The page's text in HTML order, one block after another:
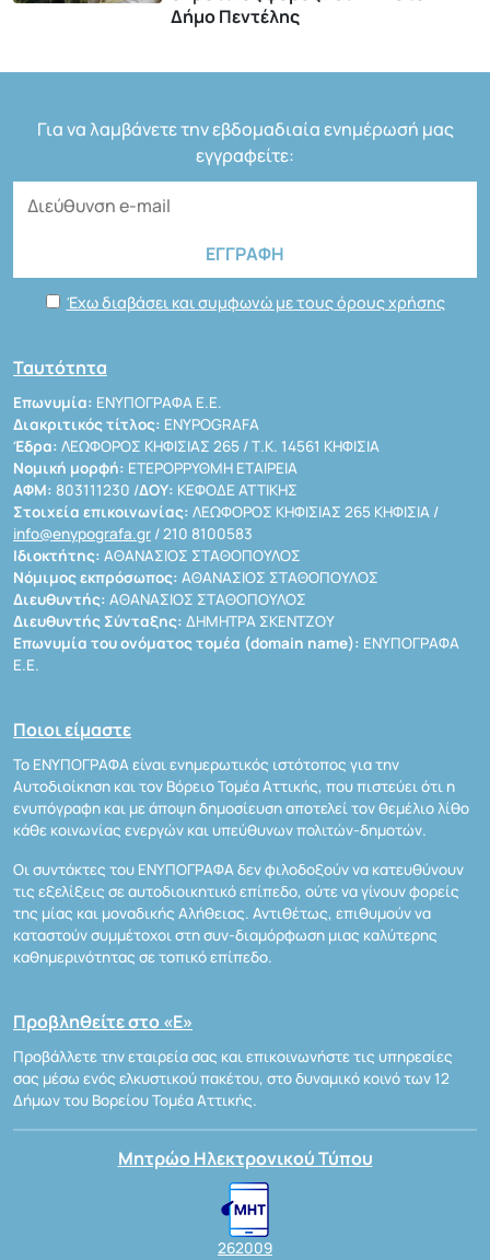
Δήμο Πεντέλης
Για να λαμβάνετε την εβδομαδιαία ενημέρωσή μας
εγγραφείτε:
Έχω διαβάσει και συμφωνώ με τους όρους χρήσης
Ταυτότητα
Επωνυμία: ΕΝΥΠΟΓΡΑΦΑ Ε.Ε.
Διακριτικός τίτλος: ENYPOGRAFA
Έδρα: ΛΕΩΦΟΡΟΣ ΚΗΦΙΣΙΑΣ 265 / Τ.Κ. 14561 ΚΗΦΙΣΙΑ
Νομική μορφή: ΕΤΕΡΟΡΡΥΘΜΗ ΕΤΑΙΡΕΙΑ
ΑΦΜ: 803111230 /ΔΟΥ: ΚΕΦΟΔΕ ΑΤΤΙΚΗΣ
Στοιχεία επικοινωνίας: ΛΕΩΦΟΡΟΣ ΚΗΦΙΣΙΑΣ 265 ΚΗΦΙΣΙΑ /
info@enypografa.gr / 210 8100583
Ιδιοκτήτης: ΑΘΑΝΑΣΙΟΣ ΣΤΑΘΟΠΟΥΛΟΣ
Νόμιμος εκπρόσωπος: ΑΘΑΝΑΣΙΟΣ ΣΤΑΘΟΠΟΥΛΟΣ
Διευθυντής: ΑΘΑΝΑΣΙΟΣ ΣΤΑΘΟΠΟΥΛΟΣ
Διευθυντής Σύνταξης: ΔΗΜΗΤΡΑ ΣΚΕΝΤΖΟΥ
Επωνυμία του ονόματος τομέα (domain name): ΕΝΥΠΟΓΡΑΦΑ
Ε.Ε.
Ποιοι είμαστε
Το ΕΝΥΠΟΓΡΑΦΑ είναι ενημερωτικός ιστότοπος για την
Αυτοδιοίκηση και τον Βόρειο Τομέα Αττικής, που πιστεύει ότι η
ενυπόγραφη και με άποψη δημοσίευση αποτελεί τον θεμέλιο λίθο
κάθε κοινωνίας ενεργών και υπεύθυνων πολιτών-δημοτών.
Οι συντάκτες του ΕΝΥΠΟΓΡΑΦΑ δεν φιλοδοξούν να κατευθύνουν
τις εξελίξεις σε αυτοδιοικητικό επίπεδο, ούτε να γίνουν φορείς
της μίας και μοναδικής Αλήθειας. Αντιθέτως, επιθυμούν να
καταστούν συμμέτοχοι στη συν-διαμόρφωση μιας καλύτερης
καθημερινότητας σε τοπικό επίπεδο.
Προβληθείτε στο «Ε»
Προβάλλετε την εταιρεία σας και επικοινωνήστε τις υπηρεσίες
σας μέσω ενός ελκυστικού πακέτου, στο δυναμικό κοινό των 12
Δήμων του Βορείου Τομέα Αττικής.
Μητρώο Ηλεκτρονικού Τύπου
262009